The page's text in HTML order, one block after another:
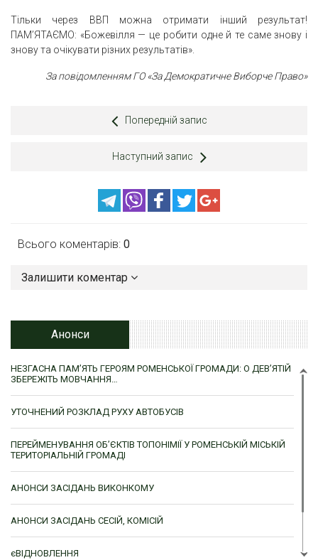
Тільки через ВВП можна отримати інший результат!
ПАМ’ЯТАЄМО: «Божевілля — це робити одне й те саме знову і
знову та очікувати різних результатів».
За повідомленням ГО «За Демократичне Виборче Право»
Попередній запис
Наступний запис
Всього коментарів: 0
Залишити коментар
Анонси
НЕЗГАСНА ПАМ’ЯТЬ ГЕРОЯМ РОМЕНСЬКОЇ ГРОМАДИ: О ДЕВ’ЯТІЙ
ЗБЕРЕЖІТЬ МОВЧАННЯ…
УТОЧНЕНИЙ РОЗКЛАД РУХУ АВТОБУСІВ
ПЕРЕЙМЕНУВАННЯ ОБ’ЄКТІВ ТОПОНІМІЇ У РОМЕНСЬКІЙ МІСЬКІЙ
ТЕРИТОРІАЛЬНІЙ ГРОМАДІ
АНОНСИ ЗАСІДАНЬ ВИКОНКОМУ
АНОНСИ ЗАСІДАНЬ СЕСІЙ, КОМІСІЙ
єВІДНОВЛЕННЯ